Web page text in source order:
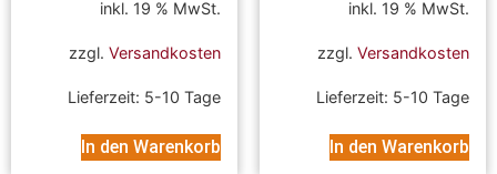
inkl. 19 % MwSt.
zzgl. Versandkosten
Lieferzeit: 5-10 Tage
In den Warenkorb
inkl. 19 % MwSt.
zzgl. Versandkosten
Lieferzeit: 5-10 Tage
In den Warenkorb